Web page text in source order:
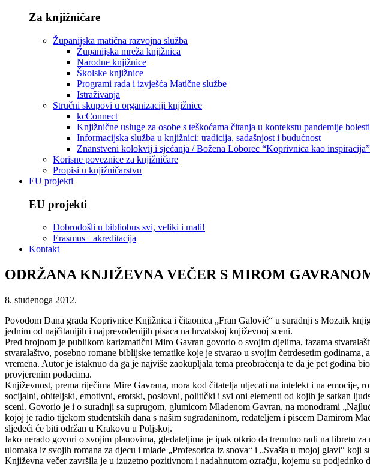
Za knjižničare
Županijska matična razvojna služba
Županijska mreža knjižnica
Narodne knjižnice
Školske knjižnice
Programi rada i izvješća Matične službe
Istraživanja
Stručni skupovi u organizaciji knjižnice
kcConnect
Knjižnične usluge za osobe s teškoćama čitanja u kontekstu pandemije
Informacijska služba u knjižnici: tradicija, sadašnjost i budućnost
Znanstveni kolokvij i sjećanja / Božena Loborec “Koprivnica kao inspiracija”
Korisne poveznice za knjižničare
Propisi u knjižničarstvu
EU projekti
EU projekti
Dobrodošli u bibliobus svi, veliki i mali!
Erasmus+ akreditacija
Kontakt
ODRŽANA KNJIŽEVNA VEČER S MIROM
8. studenoga 2012.
Povodom Dana grada Koprivnice Knjižnica i čitaonica „Fran Galović“ u suradnji s Mozaik
jednim od najčitanijih i najprevođenijih pisaca na hrvatskoj književnoj sceni.
Pred brojnom je publikom karizmatični Miro Gavran govorio o svojim djelima, fazama
stvaralaštvo, posebno romane biblijske tematike koje je stvarao u svojim četrdesetim
vremena. Autor je istaknuo da ga je najviše zaokupljala tema preobraćenja te da je pet
provjerenim podacima.
Književnost, prema riječima Mire Gavrana, mora kod čitatelja utjecati na intelekt i na
socijalni, obiteljski, emotivni, erotski, poslovni, politički i svi oni elementi od kojih je satkan
sceni. Govorio je i o suradnji sa suprugom, glumicom Mladenom Gavran, na monodrami
kojoj je radio tijekom studentskih dana s našim sugrađaninom, redateljem i piscem Damirom
sljedeći će biti održan u Krakovu u Poljskoj.
Iako nerado govori o svojim planovima, gledateljima je ipak otkrio da trenutno radi na libretu
ulomaka iz svojih romana za djecu i mlade „Profesorica iz snova“ i „Svašta u mojoj glavi“ koji
Književna večer završila je u izuzetno pozitivnom i nadahnutom ozračju, kojemu su